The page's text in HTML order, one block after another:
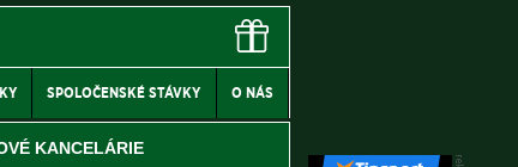
SPOLOČENSKÉ STÁVKY O NÁS
KANCELÁRIE